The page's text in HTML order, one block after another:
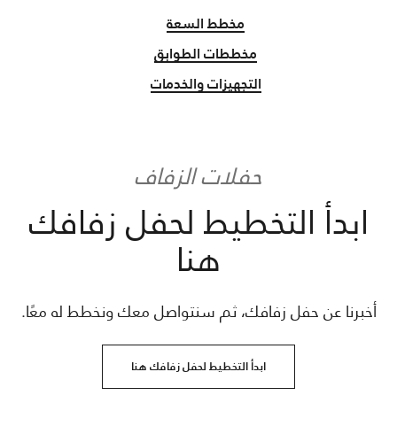
مخطط السعة
مخططات الطوابق
التجهيزات والخدمات
حفلات الزفاف
ابدأ التخطيط لحفل زفافك
هنا
أخبرنا عن حفل زفافك، ثم سنتواصل معك ونخطط له معًا.
ابدأ التخطيط لحفل زفافك هنا